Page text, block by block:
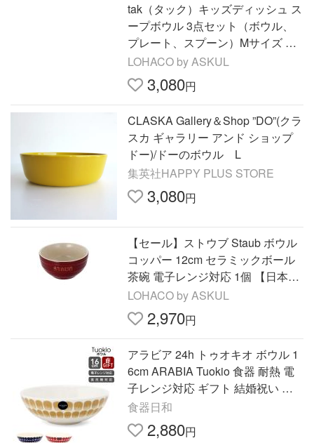
tak（タック）キッズディッシュ ス
ープボウル 3点セット（ボウル、
プレート、スプーン）Mサイズ ネ
イビー 電子レンジ対応 1セット 竹
中
LOHACO by ASKUL
3,080円
CLASKA Gallery＆Shop ”DO”(クラ
スカ ギャラリー アンド ショップ
ドー)/ドーのボウル L
集英社HAPPY PLUS STORE
3,080円
【セール】ストウブ Staub ボウル
コッパー 12cm セラミックボール
茶碗 電子レンジ対応 1個 【日本正
規販売品】
LOHACO by ASKUL
2,970円
アラビア 24h トゥオキオ ボウル 1
6cm ARABIA Tuokio 食器 耐熱 電
子レンジ対応 ギフト 結婚祝い プ
レゼント 贈り物
食器日和
2,880円